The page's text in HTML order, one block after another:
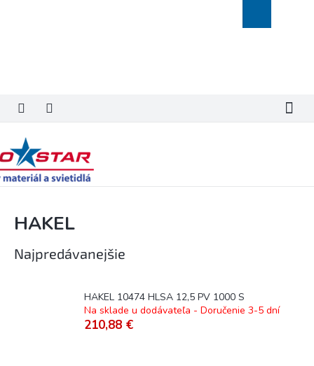
košík
HAKEL
Najpredávanejšie
HAKEL 10474 HLSA 12,5 PV 1000 S
Na sklade u dodávateľa - Doručenie 3-5 dní
210,88 €